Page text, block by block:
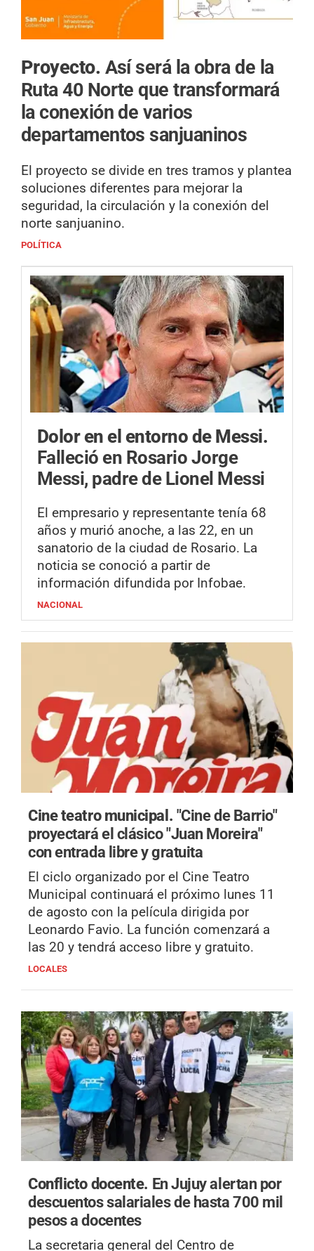
Proyecto. Así será la obra de la
Ruta 40 Norte que transformará
la conexión de varios
departamentos sanjuaninos
El proyecto se divide en tres tramos y plantea
soluciones diferentes para mejorar la
seguridad, la circulación y la conexión del
norte sanjuanino.
POLÍTICA
Dolor en el entorno de Messi.
Falleció en Rosario Jorge
Messi, padre de Lionel Messi
El empresario y representante tenía 68
años y murió anoche, a las 22, en un
sanatorio de la ciudad de Rosario. La
noticia se conoció a partir de
información difundida por Infobae.
NACIONAL
Cine teatro municipal. "Cine de Barrio"
proyectará el clásico "Juan Moreira"
con entrada libre y gratuita
El ciclo organizado por el Cine Teatro
Municipal continuará el próximo lunes 11
de agosto con la película dirigida por
Leonardo Favio. La función comenzará a
las 20 y tendrá acceso libre y gratuito.
LOCALES
Conflicto docente. En Jujuy alertan por
descuentos salariales de hasta 700 mil
pesos a docentes
La secretaria general del Centro de